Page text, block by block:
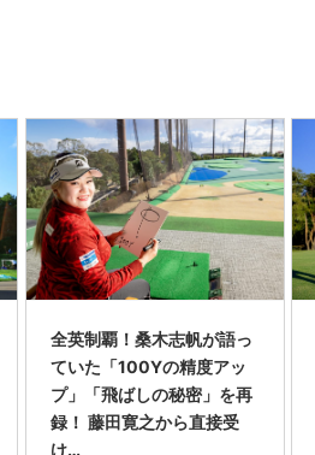
全英制覇！桑木志帆が語っ
ていた「100Yの精度アッ
プ」「飛ばしの秘密」を再
録！ 藤田寛之から直接受
け…